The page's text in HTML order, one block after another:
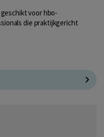
voor hbo-
die praktijkgericht